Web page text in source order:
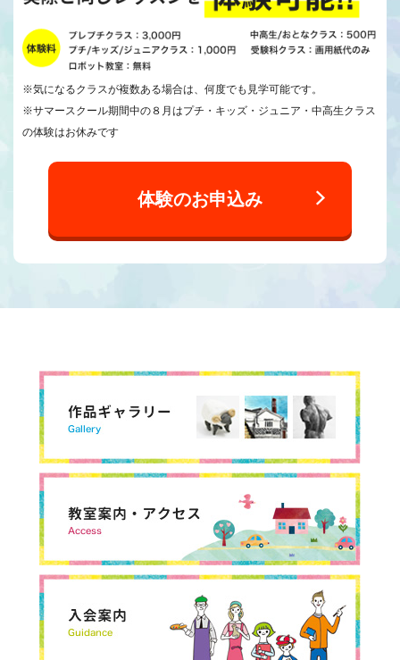
※気になるクラスが複数ある場合は、何度でも見学可能です。
※サマースクール期間中の８月はプチ・キッズ・ジュニア・中高生クラス
の体験はお休みです
体験のお申込み